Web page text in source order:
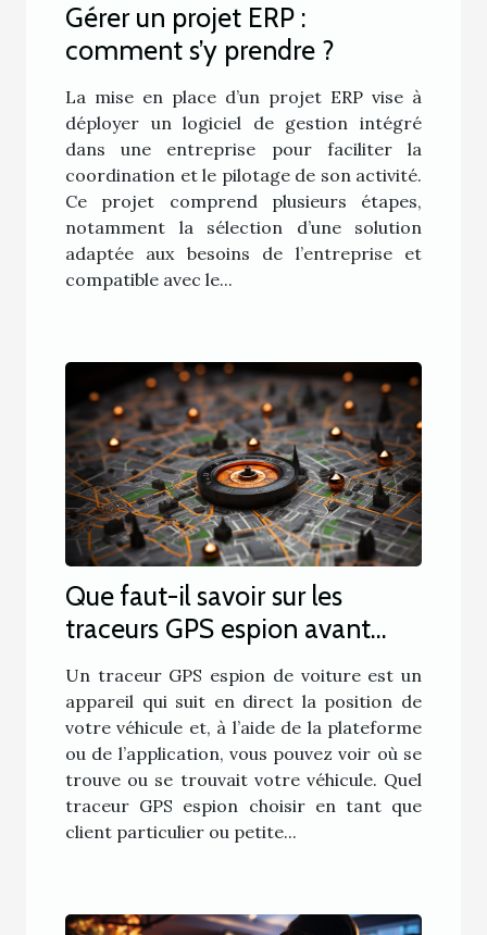
Gérer un projet ERP :
comment s’y prendre ?
La mise en place d’un projet ERP vise à
déployer un logiciel de gestion intégré
dans une entreprise pour faciliter la
coordination et le pilotage de son activité.
Ce projet comprend plusieurs étapes,
notamment la sélection d’une solution
adaptée aux besoins de l’entreprise et
compatible avec le...
Que faut-il savoir sur les
traceurs GPS espion avant
d’en acheter un ?
Un traceur GPS espion de voiture est un
appareil qui suit en direct la position de
votre véhicule et, à l’aide de la plateforme
ou de l’application, vous pouvez voir où se
trouve ou se trouvait votre véhicule. Quel
traceur GPS espion choisir en tant que
client particulier ou petite...